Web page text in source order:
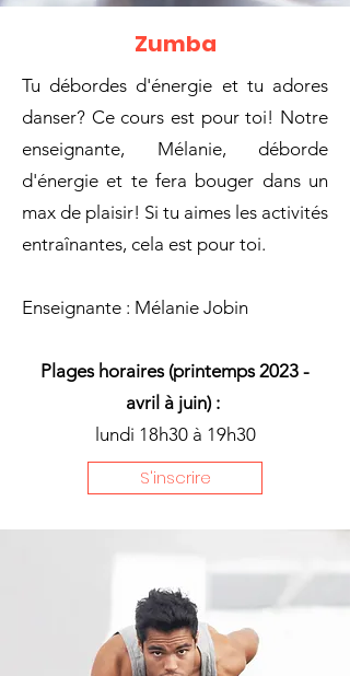
Zumba
Tu débordes d'énergie et tu adores
danser? Ce cours est pour toi! Notre
enseignante, Mélanie, déborde
d'énergie et te fera bouger dans un
max de plaisir! Si tu aimes les activités
entraînantes, cela est pour toi.
Enseignante : Mélanie Jobin
Plages horaires (printemps 2023 -
avril à juin) :
lundi 18h30 à 19h30
S'inscrire